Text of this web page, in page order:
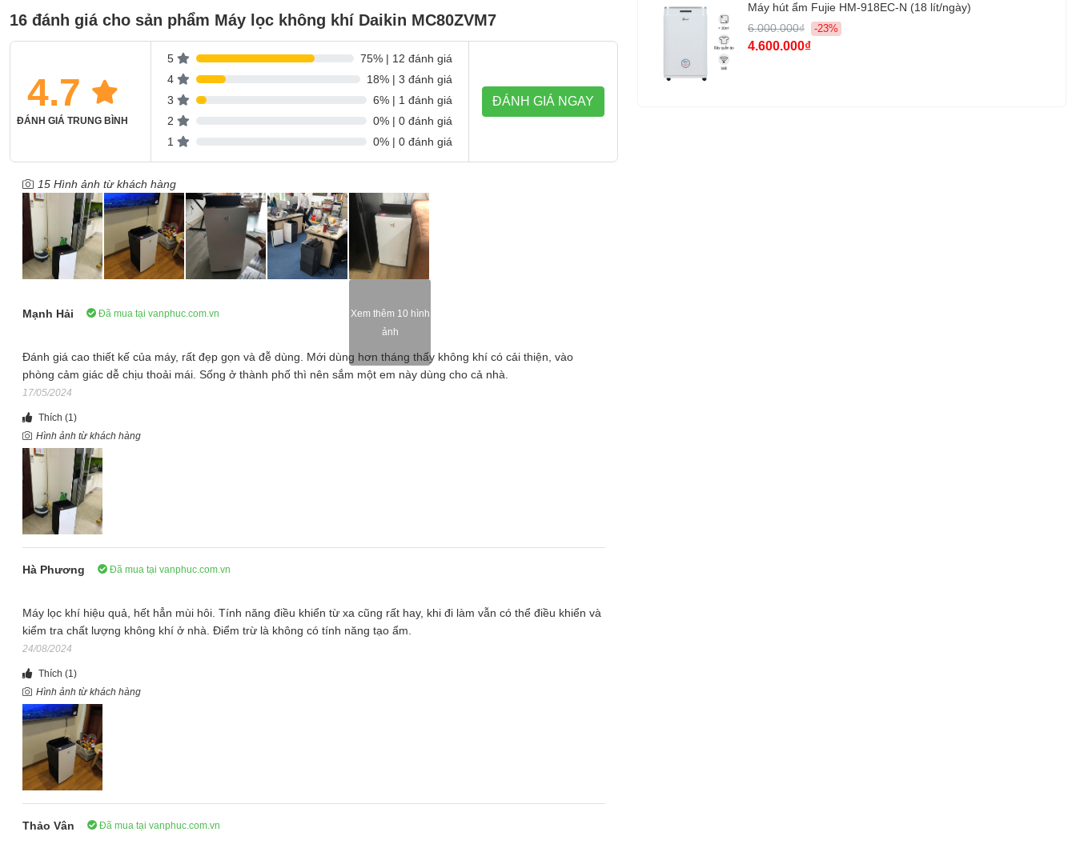
Kết nối Wifi điều khiển từ xa
Lần đầu tiên Daikin cho ra mắt thế hệ máy lọc không khí mới với kết nối với điện thoại thông qua Wifi. Giờ đây bạn
có thể dễ dàng điều khiển, bật tắt, chọn chế độ, theo dõi chất lượng không khí trong phòng, theo dõi điện năng tiêu
thụ... của máy MC80ZVM7 ngay cả khi đang đi làm.
Diện tích sử dụng lớn dưới 62m2
độ ồn từ 19 đến 55dB nên có thể sử dụng được cho cả các phòng nhỏ như phòng ngủ. Máy phù hợp sử dụng để
lọc không khí cho cả nhà, các nhà thông tầng, liền kề biệt thự với diện tích phòng lớn.
16 đánh giá cho sản phẩm Máy lọc không khí Daikin MC80ZVM7
4.7
ĐÁNH GIÁ TRUNG BÌNH
5
75% | 12 đánh giá
4
18% | 3 đánh giá
3
6% | 1 đánh giá
2
0% | 0 đánh giá
1
0% | 0 đánh giá
ĐÁNH GIÁ NGAY
15 Hình ảnh từ khách hàng
Xem thêm 10 hình
ảnh
Mạnh Hải Đã mua tại vanphuc.com.vn
Đánh giá cao thiết kế của máy, rất đẹp gọn và đễ dùng. Mới dùng hơn tháng thấy không khí có cải thiện, vào
phòng cảm giác dễ chịu thoải mái. Sống ở thành phố thì nên sắm một em này dùng cho cả nhà.
17/05/2024
Thích (1)
Hình ảnh từ khách hàng
Hà Phương Đã mua tại vanphuc.com.vn
Máy lọc khí hiệu quả, hết hẳn mùi hôi. Tính năng điều khiển từ xa cũng rất hay, khi đi làm vẫn có thể điều khiển và
kiểm tra chất lượng không khí ở nhà. Điểm trừ là không có tính năng tạo ẩm.
24/08/2024
Thích (1)
Hình ảnh từ khách hàng
Thảo Vân Đã mua tại vanphuc.com.vn
(**) Được xác định bằng phương pháp thử nghiệm dựa trên JEM1467. Tiêu
chuẩn giả định rằng mỗi ngày hút từ năm điếu thuốc trở lên. Tuổi thọ của bộ
lọc có thể thay đổi tùy thuộc vào điều kiện hoạt động.
Máy hút ẩm Fujie HM-918EC-N (18 lít/ngày)
6.000.000₫
-23%
4.600.000₫